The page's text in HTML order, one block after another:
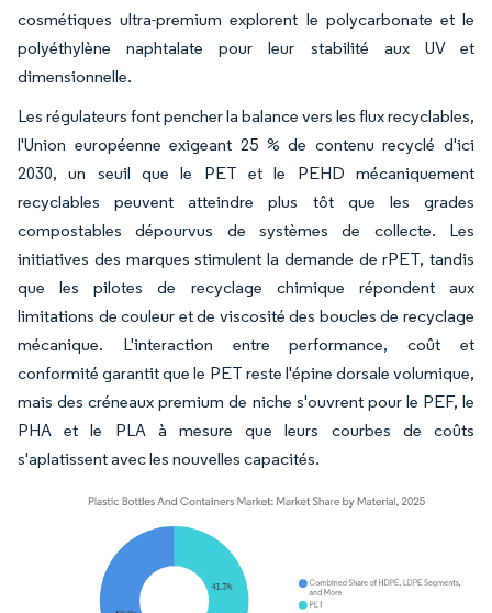
cosmétiques ultra-premium explorent le polycarbonate et le
polyéthylène naphtalate pour leur stabilité aux UV et
dimensionnelle.
Les régulateurs font pencher la balance vers les flux recyclables,
l'Union européenne exigeant 25 % de contenu recyclé d'ici
2030, un seuil que le PET et le PEHD mécaniquement
recyclables peuvent atteindre plus tôt que les grades
compostables dépourvus de systèmes de collecte. Les
initiatives des marques stimulent la demande de rPET, tandis
que les pilotes de recyclage chimique répondent aux
limitations de couleur et de viscosité des boucles de recyclage
mécanique. L'interaction entre performance, coût et
conformité garantit que le PET reste l'épine dorsale volumique,
mais des créneaux premium de niche s'ouvrent pour le PEF, le
PHA et le PLA à mesure que leurs courbes de coûts
s'aplatissent avec les nouvelles capacités.